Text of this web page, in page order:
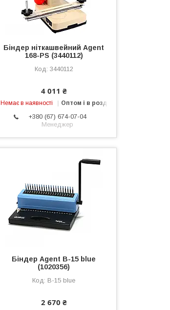
Біндер ніткашвейний Agent
168-PS (3440112)
3440112
4 011 ₴
Немає в наявності Оптом і в роздріб
+380 (67) 674-07-04
Менеджер
Біндер Agent B-15 blue
(1020356)
B-15 blue
2 670 ₴